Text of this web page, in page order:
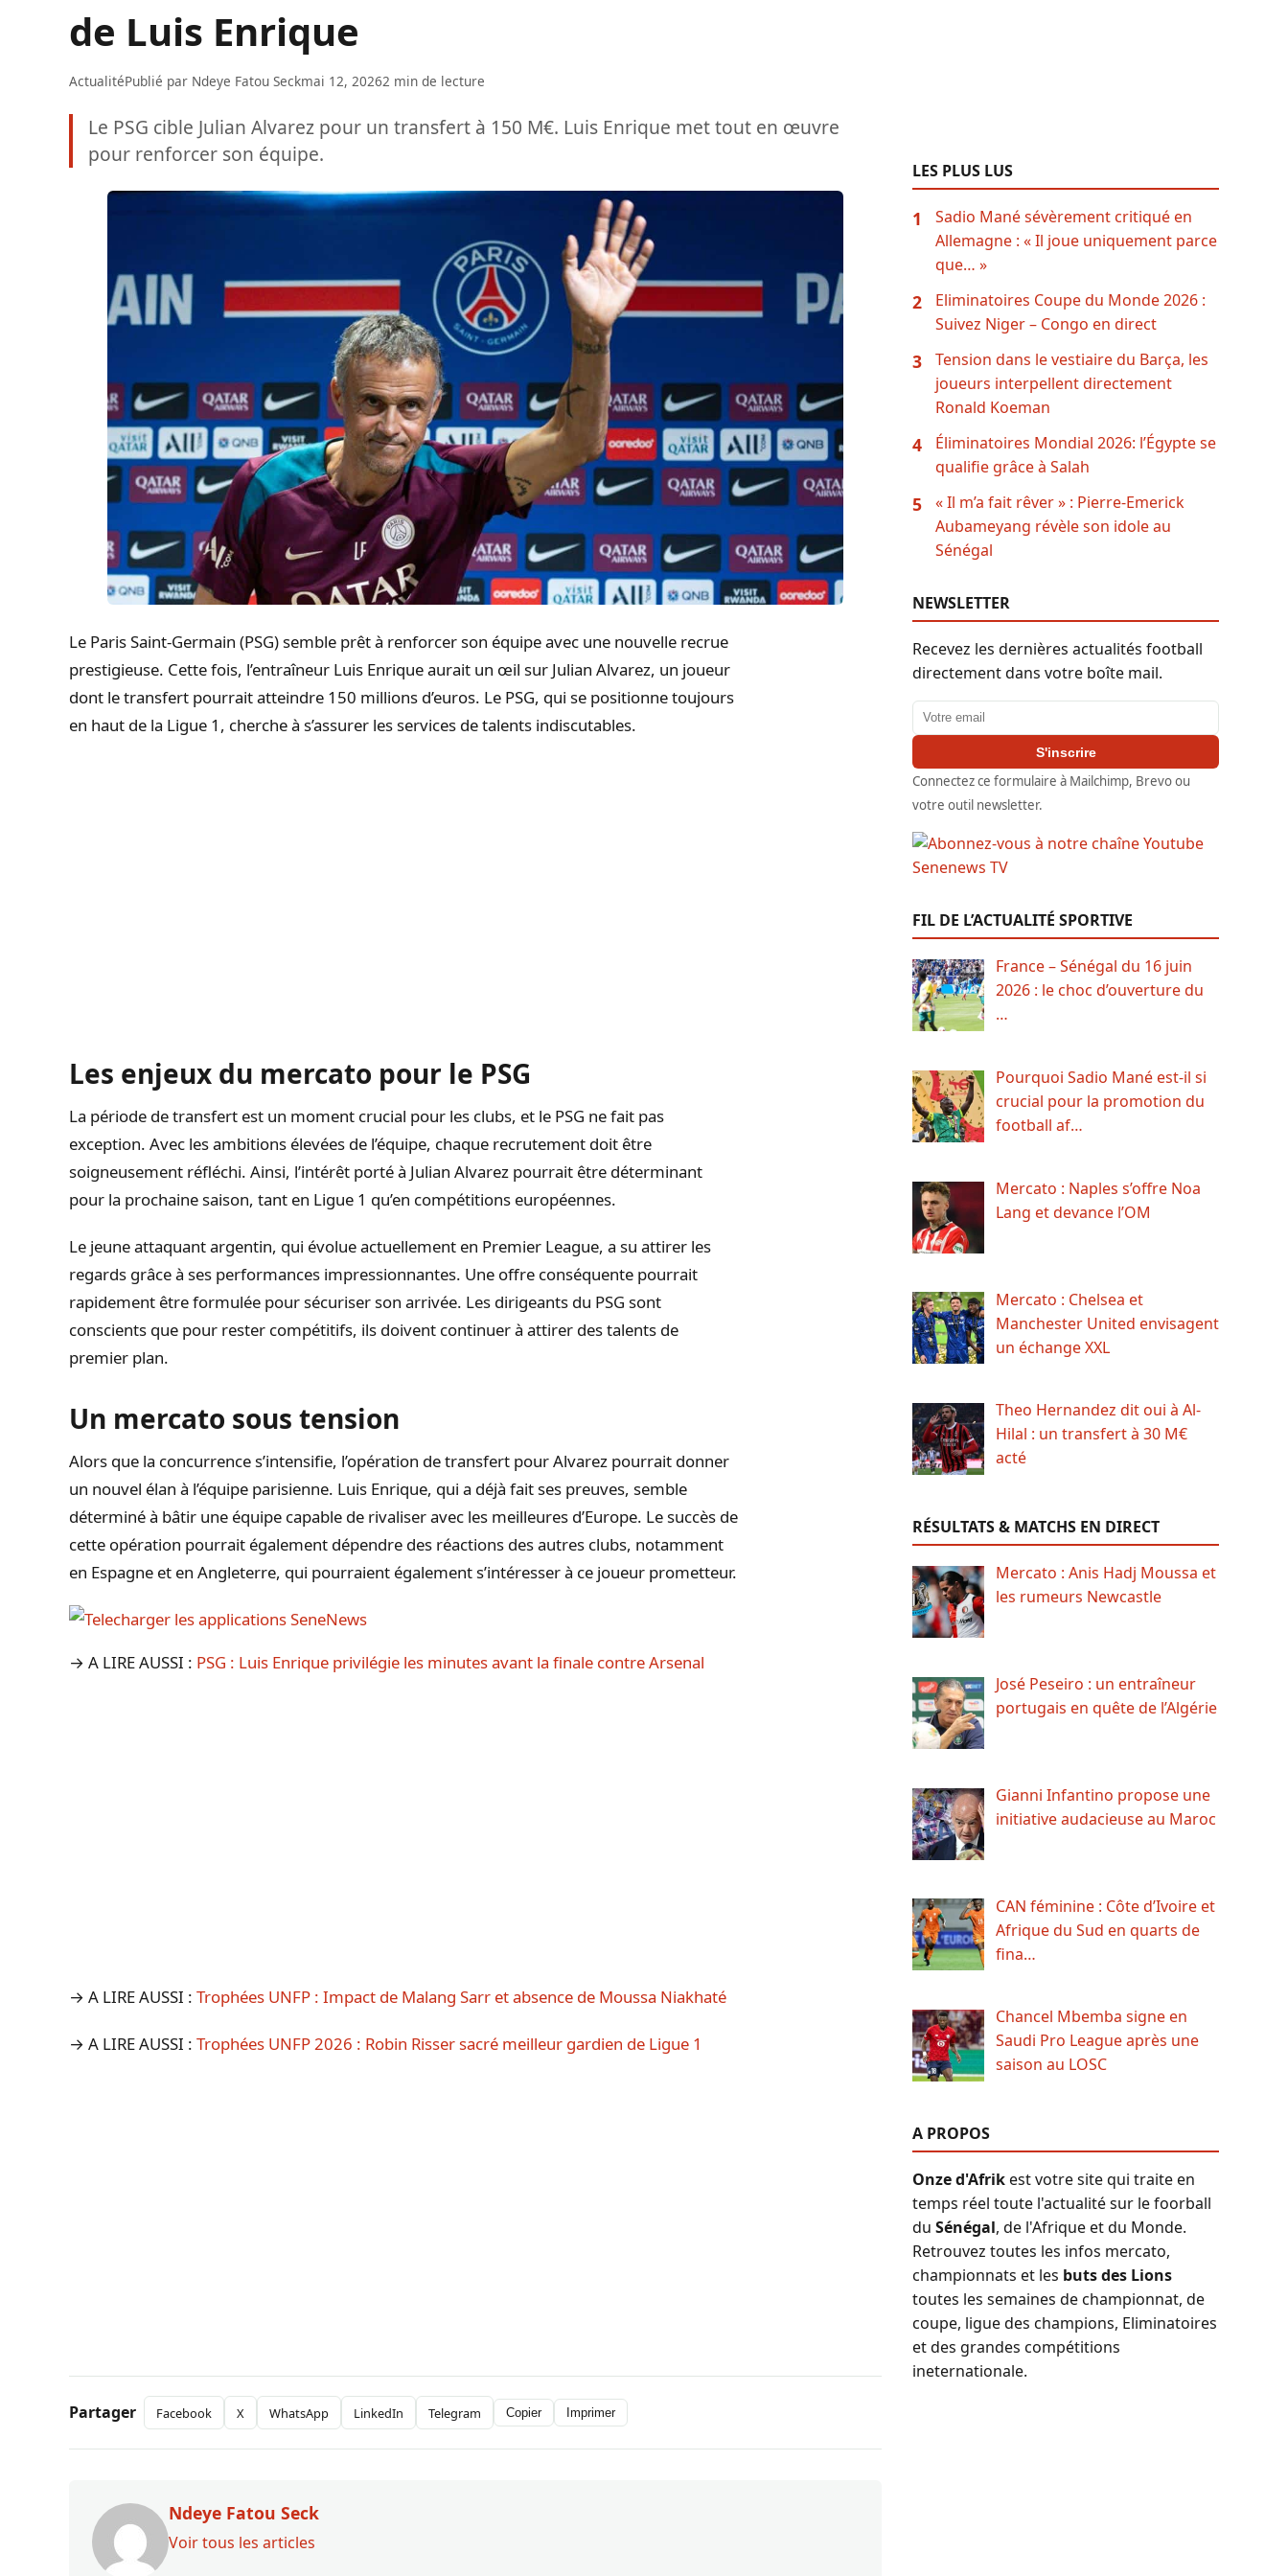
de Luis Enrique
ActualitéPublié par Ndeye Fatou Seckmai 12, 20262 min de lecture
Le PSG cible Julian Alvarez pour un transfert à 150 M€. Luis Enrique met tout en œuvre
pour renforcer son équipe.
Le Paris Saint-Germain (PSG) semble prêt à renforcer son équipe avec une nouvelle recrue
prestigieuse. Cette fois, l’entraîneur Luis Enrique aurait un œil sur Julian Alvarez, un joueur
dont le transfert pourrait atteindre 150 millions d’euros. Le PSG, qui se positionne toujours
en haut de la Ligue 1, cherche à s’assurer les services de talents indiscutables.
Les enjeux du mercato pour le PSG
La période de transfert est un moment crucial pour les clubs, et le PSG ne fait pas
exception. Avec les ambitions élevées de l’équipe, chaque recrutement doit être
soigneusement réfléchi. Ainsi, l’intérêt porté à Julian Alvarez pourrait être déterminant
pour la prochaine saison, tant en Ligue 1 qu’en compétitions européennes.
Le jeune attaquant argentin, qui évolue actuellement en Premier League, a su attirer les
regards grâce à ses performances impressionnantes. Une offre conséquente pourrait
rapidement être formulée pour sécuriser son arrivée. Les dirigeants du PSG sont
conscients que pour rester compétitifs, ils doivent continuer à attirer des talents de
premier plan.
Un mercato sous tension
Alors que la concurrence s’intensifie, l’opération de transfert pour Alvarez pourrait donner
un nouvel élan à l’équipe parisienne. Luis Enrique, qui a déjà fait ses preuves, semble
déterminé à bâtir une équipe capable de rivaliser avec les meilleures d’Europe. Le succès de
cette opération pourrait également dépendre des réactions des autres clubs, notamment
en Espagne et en Angleterre, qui pourraient également s’intéresser à ce joueur prometteur.
→ A LIRE AUSSI : PSG : Luis Enrique privilégie les minutes avant la finale contre Arsenal
→ A LIRE AUSSI : Trophées UNFP : Impact de Malang Sarr et absence de Moussa Niakhaté
→ A LIRE AUSSI : Trophées UNFP 2026 : Robin Risser sacré meilleur gardien de Ligue 1
Partager Facebook X WhatsApp LinkedIn Telegram Copier Imprimer
Ndeye Fatou Seck
Voir tous les articles
LES PLUS LUS
1
Sadio Mané sévèrement critiqué en
Allemagne : « Il joue uniquement parce
que… »
2
Eliminatoires Coupe du Monde 2026 :
Suivez Niger – Congo en direct
3
Tension dans le vestiaire du Barça, les
joueurs interpellent directement
Ronald Koeman
4
Éliminatoires Mondial 2026: l’Égypte se
qualifie grâce à Salah
5
« Il m’a fait rêver » : Pierre-Emerick
Aubameyang révèle son idole au
Sénégal
NEWSLETTER
Recevez les dernières actualités football
directement dans votre boîte mail.
Adresse email
S'inscrire
Connectez ce formulaire à Mailchimp, Brevo ou
votre outil newsletter.
FIL DE L’ACTUALITÉ SPORTIVE
France – Sénégal du 16 juin
2026 : le choc d’ouverture du
…
Pourquoi Sadio Mané est-il si
crucial pour la promotion du
football af…
Mercato : Naples s’offre Noa
Lang et devance l’OM
Mercato : Chelsea et
Manchester United envisagent
un échange XXL
Theo Hernandez dit oui à Al-
Hilal : un transfert à 30 M€
acté
RÉSULTATS & MATCHS EN DIRECT
Mercato : Anis Hadj Moussa et
les rumeurs Newcastle
José Peseiro : un entraîneur
portugais en quête de l’Algérie
Gianni Infantino propose une
initiative audacieuse au Maroc
CAN féminine : Côte d’Ivoire et
Afrique du Sud en quarts de
fina…
Chancel Mbemba signe en
Saudi Pro League après une
saison au LOSC
A PROPOS
Onze d'Afrikest votre site qui traite en
temps réel toute l'actualité sur le foorball
du Sénégal, de l'Afrique et du Monde.
Retrouvez toutes les infos mercato,
championnats et les buts des Lions
toutes les semaines de championnat, de
coupe, ligue des champions, Eliminatoires
et des grandes compétitions
ineternationale.